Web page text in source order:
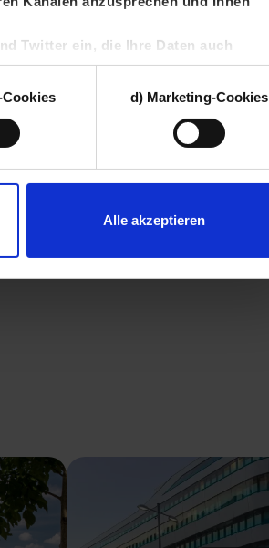
Twitter ein, die Ihre Daten auch
Drittanbieter können die aus
zusammenführen und einer
Kategorien dieser Cookies Sie
Cookies d) Marketing-Cookies
Alle akzeptieren